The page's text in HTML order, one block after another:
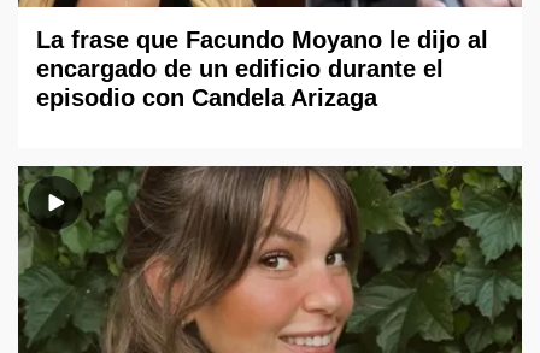
La frase que Facundo Moyano le dijo al
encargado de un edificio durante el
episodio con Candela Arizaga